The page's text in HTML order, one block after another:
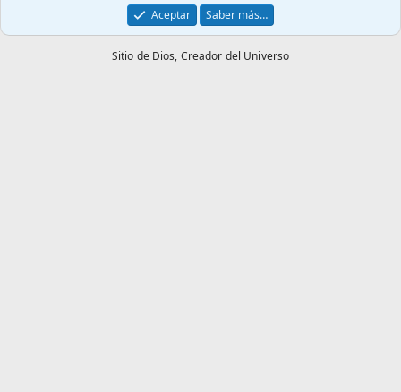
Aceptar
Saber más…
Sitio de Dios, Creador del Universo